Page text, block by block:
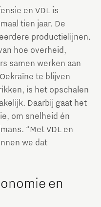
en VDL is
tien jaar. De
productielijnen.
hoe overheid,
samen werken aan
te blijven
is het opschalen
Daarbij gaat het
om snelheid én
“Met VDL en
we dat
en